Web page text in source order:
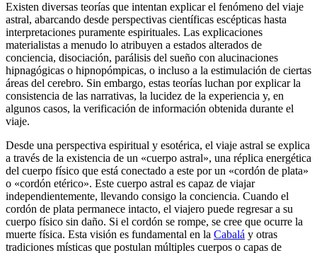
Existen diversas teorías que intentan explicar el fenómeno del viaje
astral, abarcando desde perspectivas científicas escépticas hasta
interpretaciones puramente espirituales. Las explicaciones
materialistas a menudo lo atribuyen a estados alterados de
conciencia, disociación, parálisis del sueño con alucinaciones
hipnagógicas o hipnopómpicas, o incluso a la estimulación de ciertas
áreas del cerebro. Sin embargo, estas teorías luchan por explicar la
consistencia de las narrativas, la lucidez de la experiencia y, en
algunos casos, la verificación de información obtenida durante el
viaje.
Desde una perspectiva espiritual y esotérica, el viaje astral se explica
a través de la existencia de un «cuerpo astral», una réplica energética
del cuerpo físico que está conectado a este por un «cordón de plata»
o «cordón etérico». Este cuerpo astral es capaz de viajar
independientemente, llevando consigo la conciencia. Cuando el
cordón de plata permanece intacto, el viajero puede regresar a su
cuerpo físico sin daño. Si el cordón se rompe, se cree que ocurre la
muerte física. Esta visión es fundamental en la Cabalá y otras
tradiciones místicas que postulan múltiples cuerpos o capas de